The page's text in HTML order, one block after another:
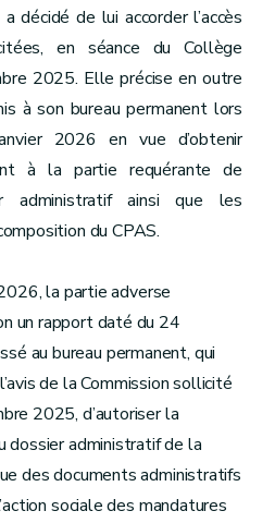
décidé de lui accorder l’accès
en séance du Collège
2025. Elle précise en outre
à son bureau permanent lors
2026 en vue d’obtenir
à la partie requérante de
administratif ainsi que les
du CPAS.
la partie adverse
un rapport daté du 24
au bureau permanent, qui
de la Commission sollicité
2025, d’autoriser la
dossier administratif de la
des documents administratifs
sociale des mandatures